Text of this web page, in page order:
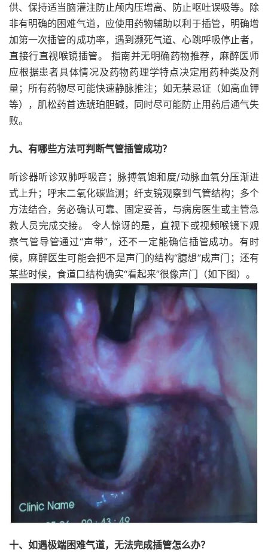
供、保持适当脑灌注防止颅内压增高、防止呕吐误吸等。除
非有明确的困难气道，应使用药物辅助以利于插管，明确增
加第一次插管的成功率，遇到濒死气道、心跳呼吸停止者，
直接行直视喉镜插管。 指南并无明确药物推荐，麻醉医师
应根据患者具体情况及药物药理学特点决定用药种类及剂
量；所有药物尽可能快速静脉推注；如无禁忌证（如高血钾
等），肌松药首选琥珀胆碱，同时尽可能防止用药后通气失
败。
九、有哪些方法可判断气管插管成功？
听诊器听诊双肺呼吸音；脉搏氧饱和度/动脉血氧分压渐进
式上升；呼末二氧化碳监测；纤支镜观察到气管结构；多个
方法结合，务必确认可靠、固定妥善，与病房医生或主管急
救人员完成交接。 令人惊讶的是，直视下或视频喉镜下观
察气管导管通过“声带”，还不一定能确信插管成功。有时
候，麻醉医生可能会把不是声门的结构“臆想”成声门；还有
某些时候，食道口结构确实“看起来”很像声门（如下图）。
十、如遇极端困难气道，无法完成插管怎么办？